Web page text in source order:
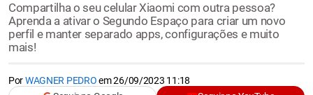
Compartilha o seu celular Xiaomi com outra pessoa?
Aprenda a ativar o Segundo Espaço para criar um novo
perfil e manter separado apps, configurações e muito
mais!
PorWAGNER PEDROem26/09/2023 11:18